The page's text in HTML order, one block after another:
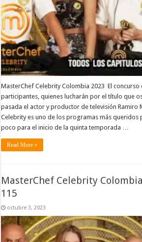
MasterChef Celebrity Colombia 2023 El concurso
participantes, quienes lucharán por el título que
pasada el actor y productor de televisión Ramiro
Celebrity es uno de los programas más queridos
poco para el inicio de la quinta temporada …
Read More »
MasterChef Celebrity
115
octubre 3, 2023